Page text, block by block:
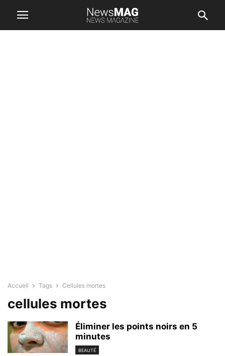
Accueil Tags Cellules mortes
cellules mortes
Éliminer les points noirs en 5
minutes
BEAUTÉ